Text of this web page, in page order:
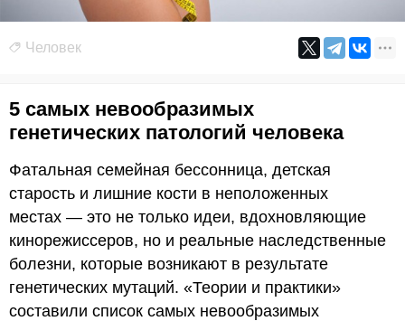
Человек
5 самых невообразимых
генетических патологий человека
Фатальная семейная бессонница, детская
старость и лишние кости в неположенных
местах — это не только идеи, вдохновляющие
кинорежиссеров, но и реальные наследственные
болезни, которые возникают в результате
генетических мутаций. «Теории и практики»
составили список самых невообразимых